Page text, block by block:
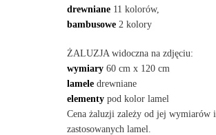
drewniane11 kolorów,
bambusowe2 kolory
ŻALUZJA widoczna na zdjęciu:
wymiary60 cm x 120 cm
lameledrewniane
elementypod kolor lamel
Cena żaluzji zależy od jej wymiarów i
zastosowanych lamel.